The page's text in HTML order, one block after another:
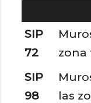
SIP
72
zona
SIP
98
las